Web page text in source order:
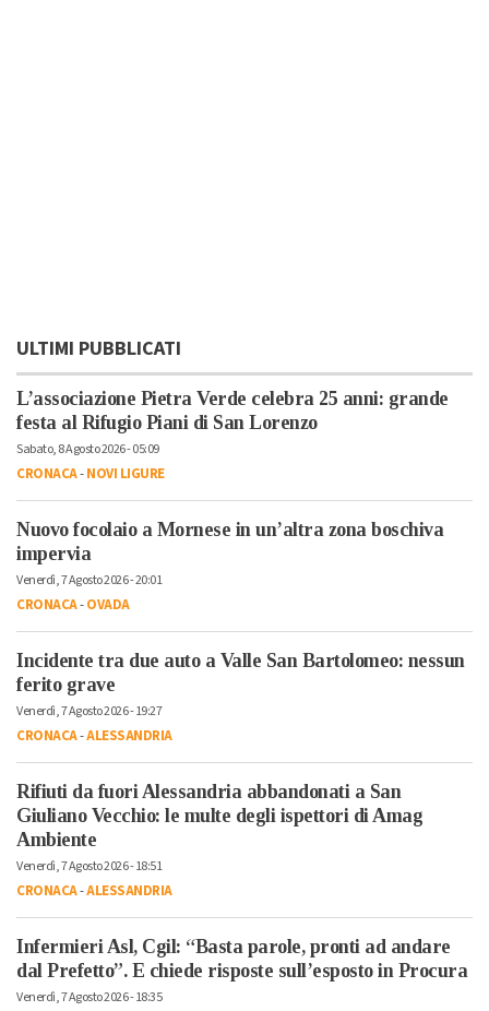
ULTIMI PUBBLICATI
L’associazione Pietra Verde celebra 25 anni: grande
festa al Rifugio Piani di San Lorenzo
Sabato, 8 Agosto 2026 - 05:09
CRONACA-NOVI LIGURE
Nuovo focolaio a Mornese in un’altra zona boschiva
impervia
Venerdì, 7 Agosto 2026 - 20:01
CRONACA-OVADA
Incidente tra due auto a Valle San Bartolomeo: nessun
ferito grave
Venerdì, 7 Agosto 2026 - 19:27
CRONACA-ALESSANDRIA
Rifiuti da fuori Alessandria abbandonati a San
Giuliano Vecchio: le multe degli ispettori di Amag
Ambiente
Venerdì, 7 Agosto 2026 - 18:51
CRONACA-ALESSANDRIA
Infermieri Asl, Cgil: “Basta parole, pronti ad andare
dal Prefetto”. E chiede risposte sull’esposto in Procura
Venerdì, 7 Agosto 2026 - 18:35